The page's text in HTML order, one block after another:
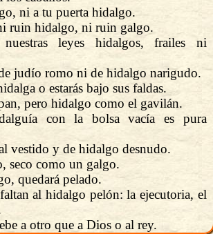
ni a tu puerta hidalgo.
ruin hidalgo, ni ruin galgo.
leyes hidalgos, frailes ni
judío romo ni de hidalgo narigudo.
o estarás bajo sus faldas.
pero hidalgo como el gavilán.
con la bolsa vacía es pura
vestido y de hidalgo desnudo.
seco como un galgo.
quedará pelado.
al hidalgo pelón: la ejecutoria, el
a otro que a Dios o al rey.